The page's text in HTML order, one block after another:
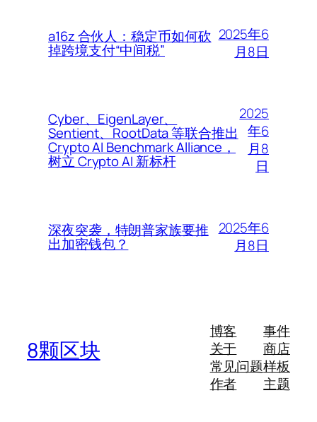
a16z 合伙人：稳定币如何砍
掉跨境支付“中间税”
2025年6
月8日
Cyber、EigenLayer、
Sentient、RootData 等联合推出
Crypto AI Benchmark Alliance，
树立 Crypto AI 新标杆
2025
年6
月8
日
深夜突袭，特朗普家族要推
出加密钱包？
2025年6
月8日
8颗区块
博客
关于
常见问题
作者
事件
商店
样板
主题